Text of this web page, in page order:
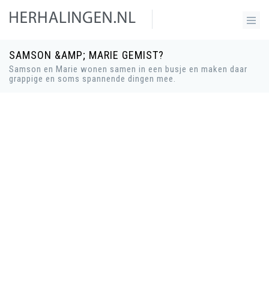
SAMSON &AMP; MARIE GEMIST?
Samson en Marie wonen samen in een busje en maken daar
grappige en soms spannende dingen mee.